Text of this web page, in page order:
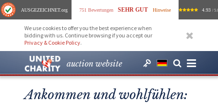
AUSGEZEICHNET.org 751 Bewertungen SEHR GUT Hinweise 4.93 /
We use cookies to offer you the best experience when
bidding with us. Continue browsing if you accept our
Privacy & Cookie Policy.
auction website
Ankommen und wohlfühlen: